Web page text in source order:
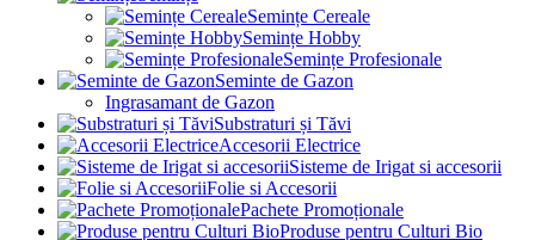
Semințe Cereale
Semințe Hobby
Semințe Profesionale
Seminte de Gazon
Ingrasamant de Gazon
Substraturi și Tăvi
Accesorii Electrice
Sisteme de Irigat si accesorii
Folie si Accesorii
Pachete Promoționale
Produse pentru Culturi Bio